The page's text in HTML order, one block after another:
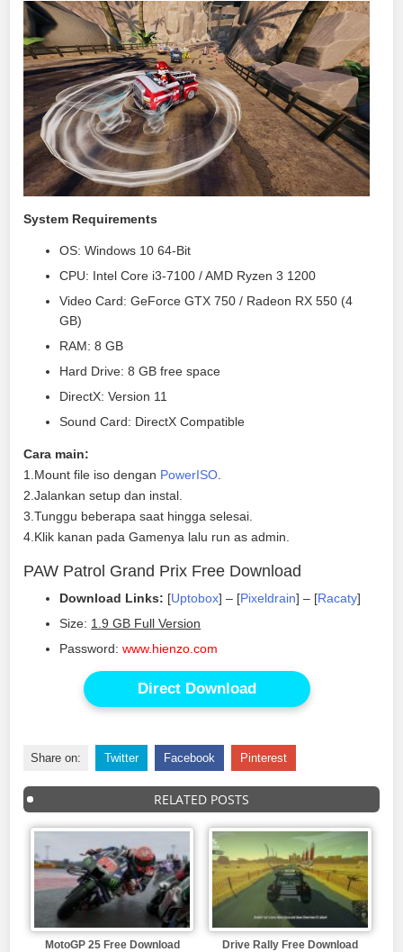
System Requirements
OS: Windows 10 64-Bit
CPU: Intel Core i3-7100 / AMD Ryzen 3 1200
Video Card: GeForce GTX 750 / Radeon RX 550 (4
GB)
RAM: 8 GB
Hard Drive: 8 GB free space
DirectX: Version 11
Sound Card: DirectX Compatible
Cara main:
1.Mount file iso dengan PowerISO
2.Jalankan setup dan instal.
3.Tunggu beberapa saat hingga selesai.
4.Klik kanan pada Gamenya lalu run as admin.
PAW Patrol Grand Prix Free Download
Download Links: [Uptobox] – [Pixeldrain] – [Racaty]
Size: 1.9 GB Full Version
Password:www.hienzo.com
Direct Download
Share on: Twitter Facebook Pinterest
RELATED POSTS
MotoGP 25 Free Download Drive Rally Free Download